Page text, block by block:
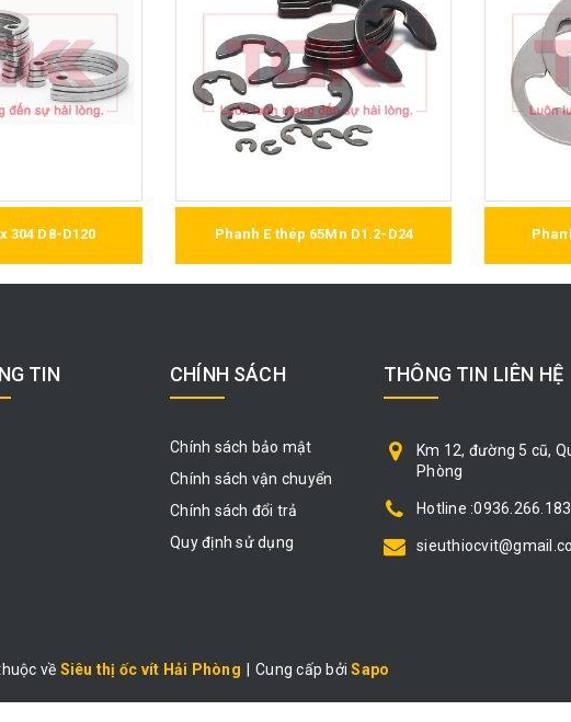
304 D8-D120 Phanh E thép 65Mn D1.2-D24
TIN CHÍNH SÁCH
Chính sách bảo mật
Chính sách vận chuyển
Chính sách đổi trả
Quy định sử dụng
THÔNG TIN LIÊN HỆ
Km 12, đường 5 cũ,
Phòng
Hotline
về Siêu thị ốc vít Hải Phòng Cung cấp bởiSapo